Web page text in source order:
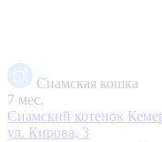
Сиамская кошка
7 мес.
Сиамский котенок
ул. Кирова, 3